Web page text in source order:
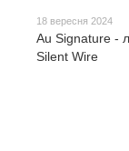
18 вересня 2024
Au Signature -
Silent Wire